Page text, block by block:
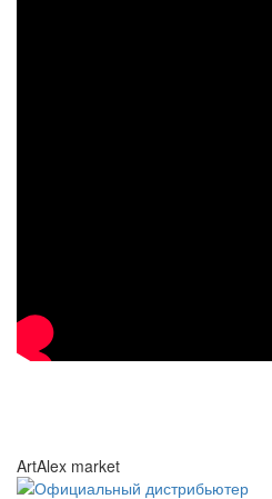
ArtAlex market